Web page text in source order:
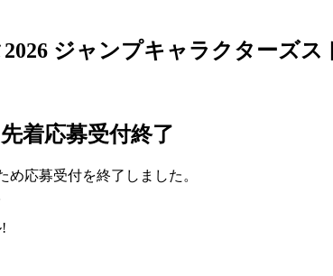
ジャンプキャラクターズス
着応募受付終了
応募受付を終了しました。